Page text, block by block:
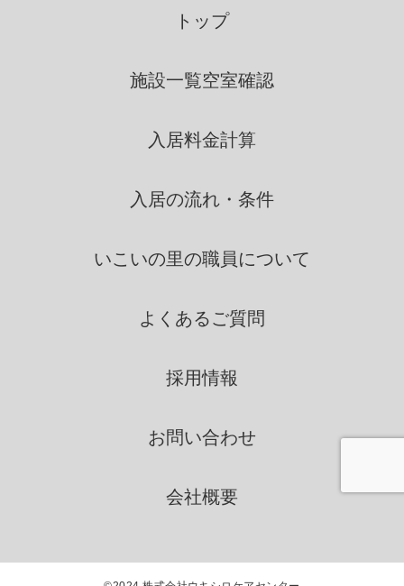
の際に示した利用目的の範囲
者間との間で共同利用し、ま
者に依託する場合には、当該
第三者につき厳正な調査を行
ために、適正な監督を行いま
本人の同意を得ることなく、第
トップ
施設一覧空室確認
入居料金計算
入居の流れ・条件
いこいの里の職員について
よくあるご質問
採用情報
お問い合わせ
会社概要